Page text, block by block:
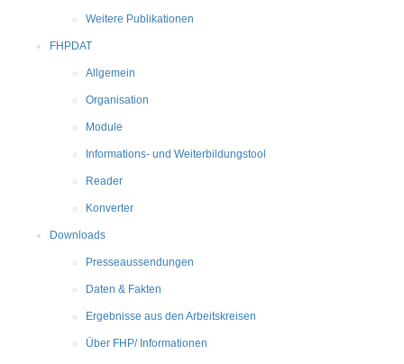
Weitere Publikationen
FHPDAT
Allgemein
Organisation
Module
Informations- und Weiterbildungstool
Reader
Konverter
Downloads
Presseaussendungen
Daten & Fakten
Ergebnisse aus den Arbeitskreisen
Über FHP/ Informationen